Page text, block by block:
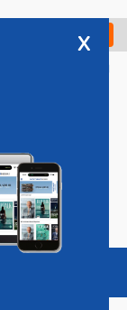
Check in
Vacatures
x